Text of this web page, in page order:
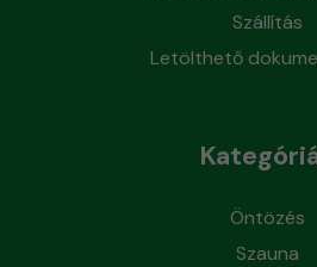
Szállítás
Letölthető
Öntözés
Szauna